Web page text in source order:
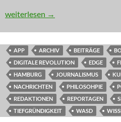
KOMMENTAR: Gibt’s das auch
weiterlesen →
APP ARCHIV BEITRÄGE
DIGITALE REVOLUTION
EDGE
HAMBURG
JOURNALISMUS
NACHRICHTEN
PHILOSOHPIE
REDAKTIONEN
REPORTAGEN
TIEFGRÜNDIGKEIT
WASD